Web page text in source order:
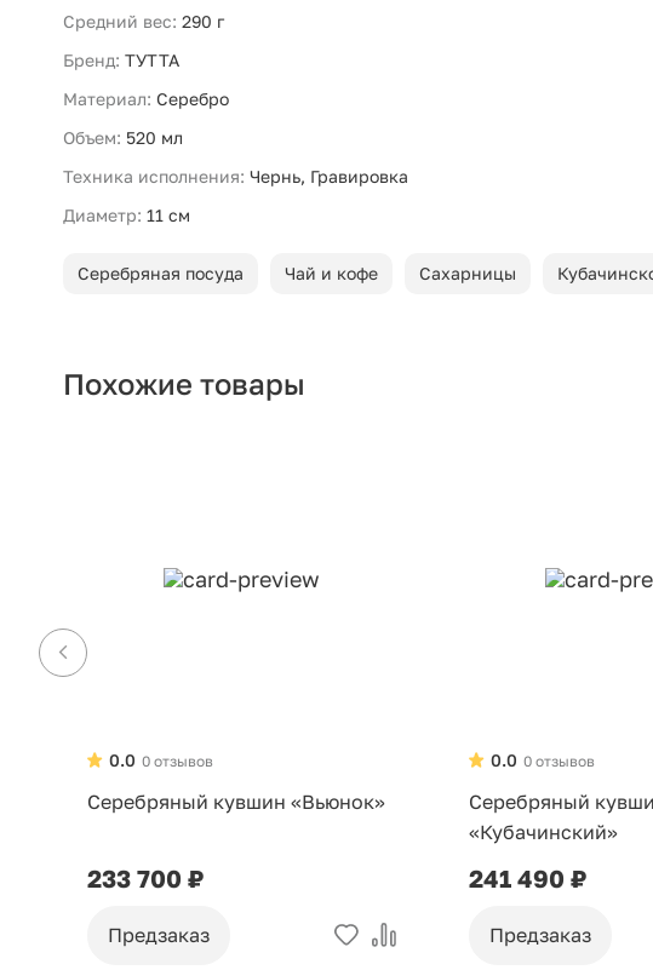
Средний вес: 290 г
Бренд: ТУТТА
Материал: Серебро
Объем: 520 мл
Техника исполнения: Чернь, Гравировка
Диаметр: 11 см
Серебряная посуда Чай и кофе Сахарницы
Похожие товары
0 отзывов
0.0
Серебряный кувшин «Вьюнок»
233 700 ₽
Предзаказ
0 отзывов
0.0
Серебряный
«Кубачинский»
241 490 ₽
Предзаказ